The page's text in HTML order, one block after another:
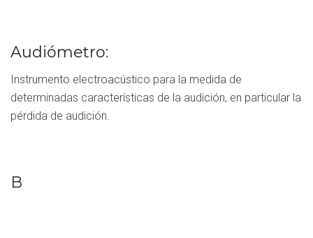
Audiómetro:
Instrumento electroacústico para la medida de
determinadas características de la audición, en particular la
pérdida de audición.
B